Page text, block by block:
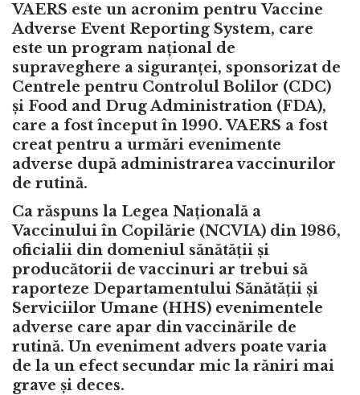
VAERS este un acronim pentruVaccine
Adverse Event Reporting System, care
este un program național de
supraveghere a siguranței, sponsorizat de
Centrele pentru Controlul Bolilor (CDC)
și Food and Drug Administration (FDA),
care a fost început în 1990. VAERS a fost
creat pentru a urmări evenimente
adverse după administrarea vaccinurilor
de rutină.
Ca răspuns la Legea Națională a
Vaccinului în Copilărie (NCVIA) din 1986,
oficialii din domeniul sănătății și
producătorii de vaccinuri ar trebui să
raporteze Departamentului Sănătății și
Serviciilor Umane (HHS) evenimentele
adverse care apar din vaccinările de
rutină. Un eveniment advers poate varia
de la un efect secundar mic la răniri mai
grave și deces.